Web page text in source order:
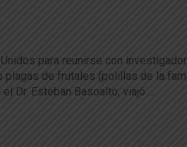
para reunirse con
de frutales (polillas de la
Dr. Esteban Basoalto, viajó …